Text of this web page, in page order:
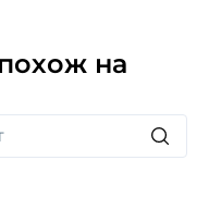
похож на